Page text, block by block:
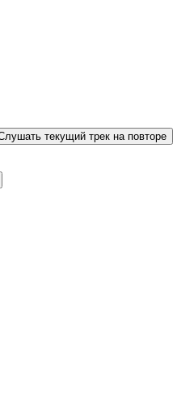
текущий трек на повторе